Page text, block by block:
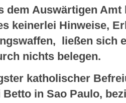
dem Auswärtigen
keinerlei Hinweise,
ließen sich
nichts belegen.
katholischer
in Sao Paulo,